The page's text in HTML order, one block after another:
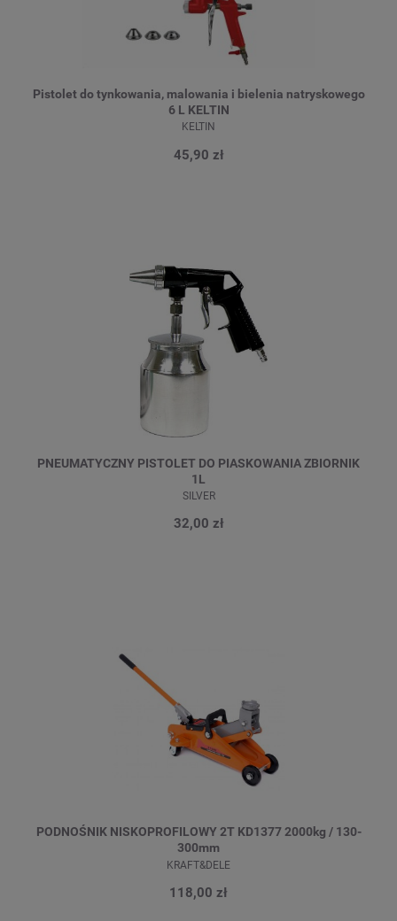
Pistolet do tynkowania, malowania i bielenia natryskowego
6 L KELTIN
KELTIN
45,90 zł
PNEUMATYCZNY PISTOLET DO PIASKOWANIA ZBIORNIK
1L
SILVER
32,00 zł
PODNOŚNIK NISKOPROFILOWY 2T KD1377 2000kg / 130-
300mm
KRAFT&DELE
118,00 zł